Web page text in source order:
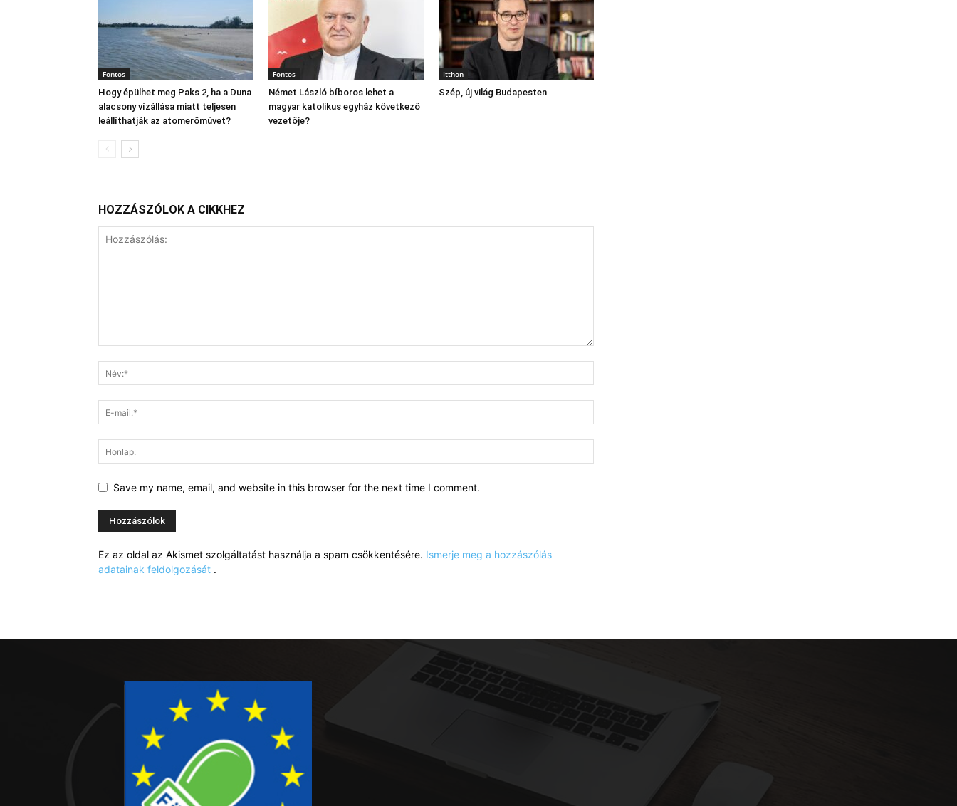
Fontos
Hogy épülhet meg Paks 2, ha a Duna
alacsony vízállása miatt teljesen
leállíthatják az atomerőművet?
Fontos
Német László bíboros lehet a
magyar katolikus egyház következő
vezetője?
Itthon
Szép, új világ Budapesten
HOZZÁSZÓLOK A CIKKHEZ
Save my name, email, and website in this browser for the next time I comment.
Ez az oldal az Akismet szolgáltatást használja a spam csökkentésére. Ismerje meg a hozzászólás
adatainak feldolgozását .